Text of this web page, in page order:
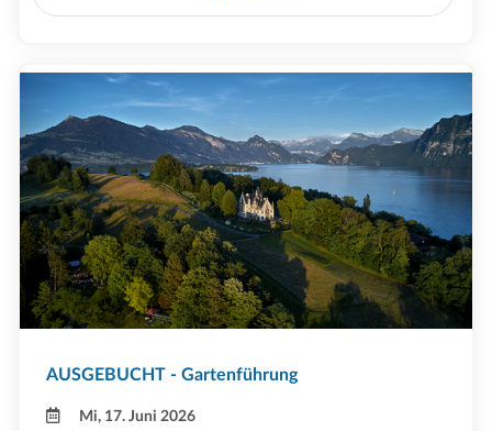
AUSGEBUCHT - Gartenführung
Mi, 17. Juni 2026